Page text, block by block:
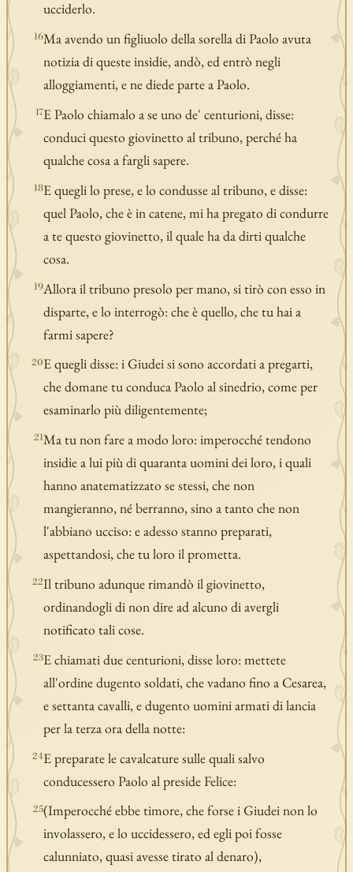
ucciderlo.
16Ma avendo un figliuolo della sorella di Paolo avuta
notizia di queste insidie, andò, ed entrò negli
alloggiamenti, e ne diede parte a Paolo.
17E Paolo chiamalo a se uno de' centurioni, disse:
conduci questo giovinetto al tribuno, perché ha
qualche cosa a fargli sapere.
18E quegli lo prese, e lo condusse al tribuno, e disse:
quel Paolo, che è in catene, mi ha pregato di condurre
a te questo giovinetto, il quale ha da dirti qualche
cosa.
19Allora il tribuno presolo per mano, si tirò con esso in
disparte, e lo interrogò: che è quello, che tu hai a
farmi sapere?
20E quegli disse: i Giudei si sono accordati a pregarti,
che domane tu conduca Paolo al sinedrio, come per
esaminarlo più diligentemente;
21Ma tu non fare a modo loro: imperocché tendono
insidie a lui più di quaranta uomini dei loro, i quali
hanno anatematizzato se stessi, che non
mangieranno, né berranno, sino a tanto che non
l'abbiano ucciso: e adesso stanno preparati,
aspettandosi, che tu loro il prometta.
22Il tribuno adunque rimandò il giovinetto,
ordinandogli di non dire ad alcuno di avergli
notificato tali cose.
23E chiamati due centurioni, disse loro: mettete
all'ordine dugento soldati, che vadano fino a Cesarea,
e settanta cavalli, e dugento uomini armati di lancia
per la terza ora della notte:
24E preparate le cavalcature sulle quali salvo
conducessero Paolo al preside Felice:
25(Imperocché ebbe timore, che forse i Giudei non lo
involassero, e lo uccidessero, ed egli poi fosse
calunniato, quasi avesse tirato al denaro),